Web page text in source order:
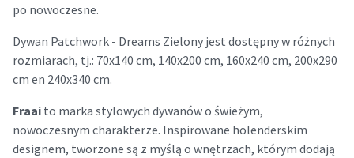
po nowoczesne.
Dywan Patchwork - Dreams Zielony jest dostępny w różnych
rozmiarach, tj.: 70x140 cm, 140x200 cm, 160x240 cm, 200x290
cm en 240x340 cm.
Fraai to marka stylowych dywanów o świeżym,
nowoczesnym charakterze. Inspirowane holenderskim
designem, tworzone są z myślą o wnętrzach, którym dodają